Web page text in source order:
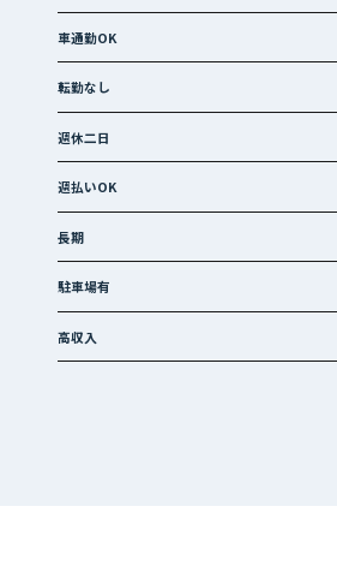
車通勤OK
転勤なし
週休二日
週払いOK
長期
駐車場有
高収入